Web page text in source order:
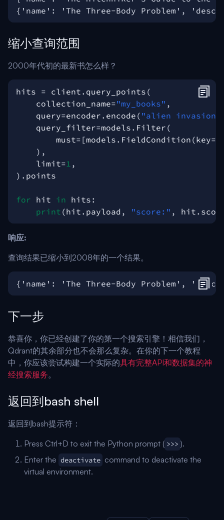
缩小查询范围
2000年代初的最新书怎么样？
hits = client . query_points (
collection_name="my_books" ,
query=encoder . encode ( "alien invasion"
query_filter=models . Filter (
must= [models . FieldCondition (key=
),
limit=1 ,
) . points
for hit in hits :
print (hit . payload , "score:" , hit .
响应:
查询结果已缩小到2008年的一个结果。
下一步
恭喜你，你已经创建了你的第一个搜索引擎！相信我们，
Qdrant的其余部分也不会那么复杂。在你的下一个教程
中，你应该尝试构建一个实际的具有完整API和数据集的神
经搜索服务。
返回到bash shell
返回到bash提示符：
Press Ctrl+D to exit the Python prompt ( >>> ).
Enter the deactivate command to deactivate the
virtual environment.